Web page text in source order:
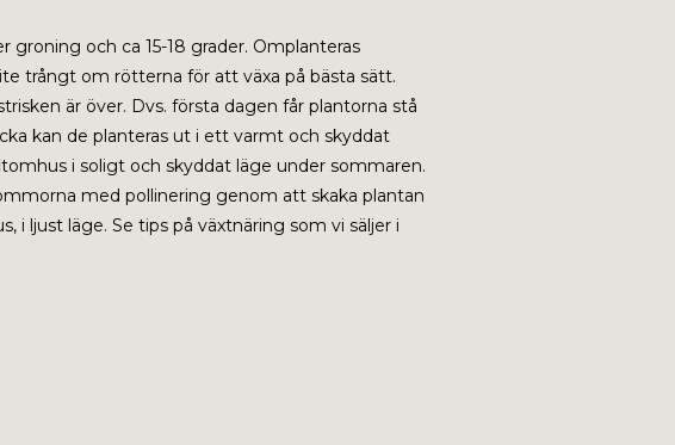
och ca 15-18 grader. Omplanteras
trångt om rötterna för att växa på bästa sätt.
är över. Dvs. första dagen får plantorna stå
kan de planteras ut i ett varmt och skyddat
i soligt och skyddat läge under sommaren.
med pollinering genom att skaka plantan
i ljust läge. Se tips på växtnäring som vi säljer i